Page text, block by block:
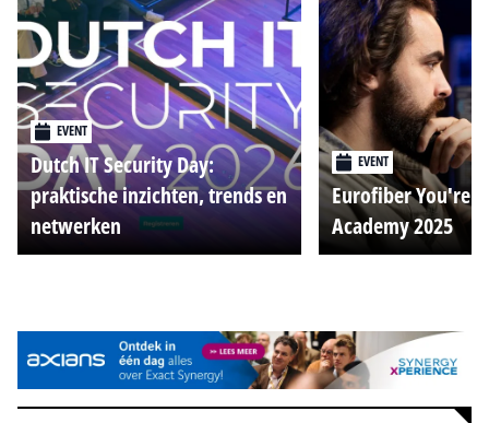
EVENT
Dutch IT Security Day:
praktische inzichten, trends en
netwerken
EVENT
Eurofiber You're
Academy 2025